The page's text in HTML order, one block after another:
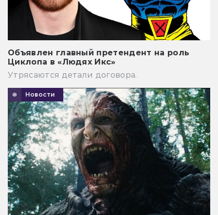
Объявлен главный претендент на роль
Циклопа в «Людях Икс»
Утрясаются детали договора.
Новости